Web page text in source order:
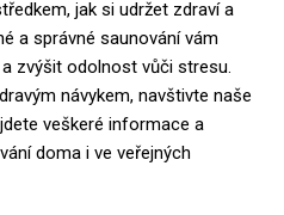
jak si udržet zdraví a
a správné saunování vám
zvýšit odolnost vůči stresu.
návykem, navštivte naše
veškeré informace a
doma i ve veřejných